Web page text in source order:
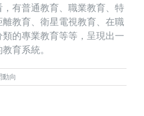
有普通教育、職業教育、特
教育、衛星電視教育、在職
的專業教育等等，呈現出一
育系統。
動向